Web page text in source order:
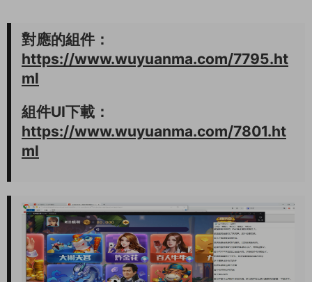
對應的組件：
https://www.wuyuanma.com/7795.ht
ml
組件UI下載：
https://www.wuyuanma.com/7801.ht
ml